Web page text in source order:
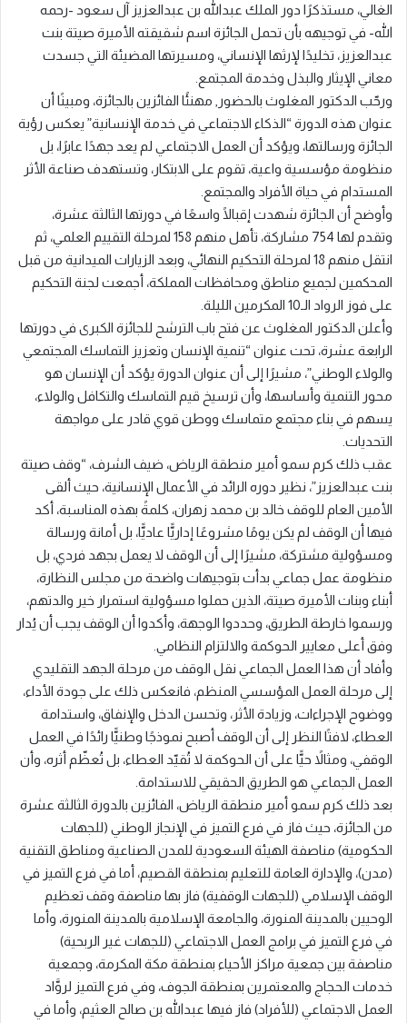
الغالي، مستذكرًا دور الملك عبدالله بن عبدالعزيز آل سعود -رحمه
الله- في توجيهه بأن تحمل الجائزة اسم شقيقته الأميرة صيتة بنت
عبدالعزيز، تخليدًا لإرثها الإنساني، ومسيرتها المضيئة التي جسدت
معاني الإيثار والبذل وخدمة المجتمع.
ورحّب الدكتور المغلوث بالحضور, مهنئًا الفائزين بالجائزة، ومبينًا أن
عنوان هذه الدورة “الذكاء الاجتماعي في خدمة الإنسانية” يعكس رؤية
الجائزة ورسالتها، ويؤكد أن العمل الاجتماعي لم يعد جهدًا عابرًا، بل
منظومة مؤسسية واعية، تقوم على الابتكار، وتستهدف صناعة الأثر
المستدام في حياة الأفراد والمجتمع.
وأوضح أن الجائزة شهدت إقبالًا واسعًا في دورتها الثالثة عشرة،
وتقدم لها 754 مشاركة، تأهل منهم 158 لمرحلة التقييم العلمي، ثم
انتقل منهم 18 لمرحلة التحكيم النهائي، وبعد الزيارات الميدانية من قبل
المحكمين لجميع مناطق ومحافظات المملكة، أجمعت لجنة التحكيم
على فوز الرواد الـ10 المكرمين الليلة.
وأعلن الدكتور المغلوث عن فتح باب الترشح للجائزة الكبرى في دورتها
الرابعة عشرة، تحت عنوان “تنمية الإنسان وتعزيز التماسك المجتمعي
والولاء الوطني”، مشيرًا إلى أن عنوان الدورة يؤكد أن الإنسان هو
محور التنمية وأساسها، وأن ترسيخ قيم التماسك والتكافل والولاء،
يسهم في بناء مجتمع متماسك ووطن قوي قادر على مواجهة
التحديات.
عقب ذلك كرم سمو أمير منطقة الرياض، ضيف الشرف، “وقف صيتة
بنت عبدالعزيز”، نظير دوره الرائد في الأعمال الإنسانية، حيث ألقى
الأمين العام للوقف خالد بن محمد زهران، كلمةً بهذه المناسبة، أكد
فيها أن الوقف لم يكن يومًا مشروعًا إداريًّا عاديًّا، بل أمانة ورسالة
ومسؤولية مشتركة، مشيرًا إلى أن الوقف لا يعمل بجهد فردي، بل
منظومة عمل جماعي بدأت بتوجيهات واضحة من مجلس النظارة،
أبناء وبنات الأميرة صيتة، الذين حملوا مسؤولية استمرار خير والدتهم،
ورسموا خارطة الطريق، وحددوا الوجهة، وأكدوا أن الوقف يجب أن يُدار
وفق أعلى معايير الحوكمة والالتزام النظامي.
وأفاد أن هذا العمل الجماعي نقل الوقف من مرحلة الجهد التقليدي
إلى مرحلة العمل المؤسسي المنظم، فانعكس ذلك على جودة الأداء،
ووضوح الإجراءات، وزيادة الأثر، وتحسن الدخل والإنفاق، واستدامة
العطاء، لافتًا النظر إلى أن الوقف أصبح نموذجًا وطنيًّا رائدًا في العمل
الوقفي، ومثالاً حيًّا على أن الحوكمة لا تُقيّد العطاء، بل تُعظّم أثره، وأن
العمل الجماعي هو الطريق الحقيقي للاستدامة.
بعد ذلك كرم سمو أمير منطقة الرياض، الفائزين بالدورة الثالثة عشرة
من الجائزة، حيث فاز في فرع التميز في الإنجاز الوطني (للجهات
الحكومية) مناصفة الهيئة السعودية للمدن الصناعية ومناطق التقنية
(مدن)، والإدارة العامة للتعليم بمنطقة القصيم، أما في فرع التميز في
الوقف الإسلامي (للجهات الوقفية) فاز بها مناصفة وقف تعظيم
الوحيين بالمدينة المنورة، والجامعة الإسلامية بالمدينة المنورة، وأما
في فرع التميز في برامج العمل الاجتماعي (للجهات غير الربحية)
مناصفة بين جمعية مراكز الأحياء بمنطقة مكة المكرمة، وجمعية
خدمات الحجاج والمعتمرين بمنطقة الجوف، وفي فرع التميز لروَّاد
العمل الاجتماعي (للأفراد) فاز فيها عبدالله بن صالح العثيم، وأما في